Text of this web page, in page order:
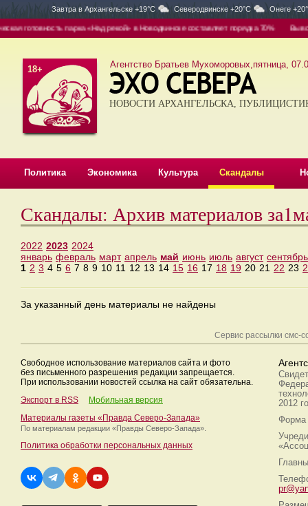
Завтра в Архангельске +19°C Северодвинске +20°C Онеге
готовность парка «Над рекой» в Новодвинске составляет порядка 70% Вывоз
18+ Агентство Братьев Мухоморовых,пятница,
НОВОСТИ АРХАНГЕЛЬСКА,
Политика Экономика Культура Скандалы
Скандалы: Архив материалов
2022 2023 2024
январь февраль март апрель май июнь июль август сентябрь
1 2 3 4 5 6 7 8 9 10 11 12 13 14 15 16 17 18 19 20 21 22 23
За указанный день материалы не найдены
Сервис рассылки смс-
Свободное использование материалов сайта и фото
без письменного разрешения редакции запрещается.
При использовании новостей ссылка на сайт обязательна.
Экспорт в RSS
Мобильная версия
Материалы газеты «Правда Северо-Запада»
По материалам редакции «Правды Северо-Запада».
Политика обработки персональных данных
2012
Форма